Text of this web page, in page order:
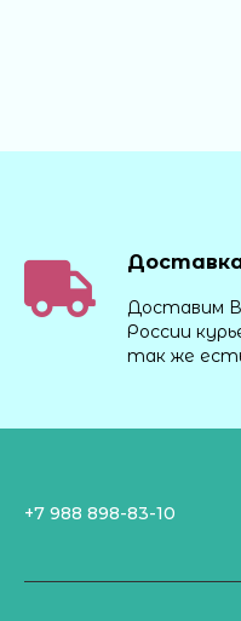
Доставим
России
так же
+7 988 898-83-10